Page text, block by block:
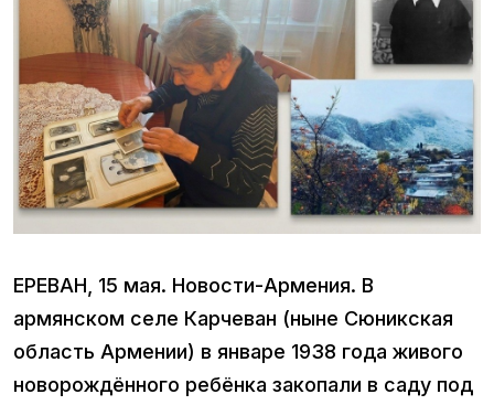
ЕРЕВАН, 15 мая. Новости-Армения. В
армянском селе Карчеван (ныне Сюникская
область Армении) в январе 1938 года живого
новорождённого ребёнка закопали в саду под